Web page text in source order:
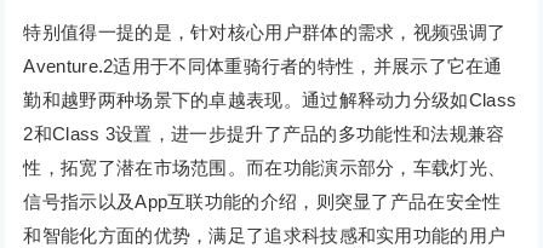
特别值得一提的是，针对核心用户群体的需求，视频强调了
Aventure.2适用于不同体重骑行者的特性，并展示了它在通
勤和越野两种场景下的卓越表现。通过解释动力分级如Class
2和Class 3设置，进一步提升了产品的多功能性和法规兼容
性，拓宽了潜在市场范围。而在功能演示部分，车载灯光、
信号指示以及App互联功能的介绍，则突显了产品在安全性
和智能化方面的优势，满足了追求科技感和实用功能的用户